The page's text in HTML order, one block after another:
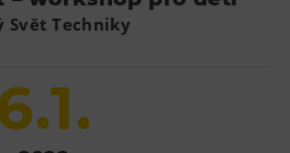
Svět Techniky